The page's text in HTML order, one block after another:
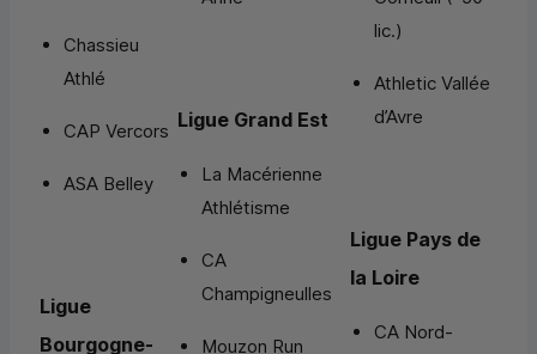
Chassieu
Athlé
CAP Vercors
ASA Belley
Ligue
Bourgogne-
Ligue Grand Est
La Macérienne
Athlétisme
CA
Champigneulles
Mouzon Run
lic.)
Athletic Vallée
d’Avre
Ligue Pays de
la Loire
CA Nord-